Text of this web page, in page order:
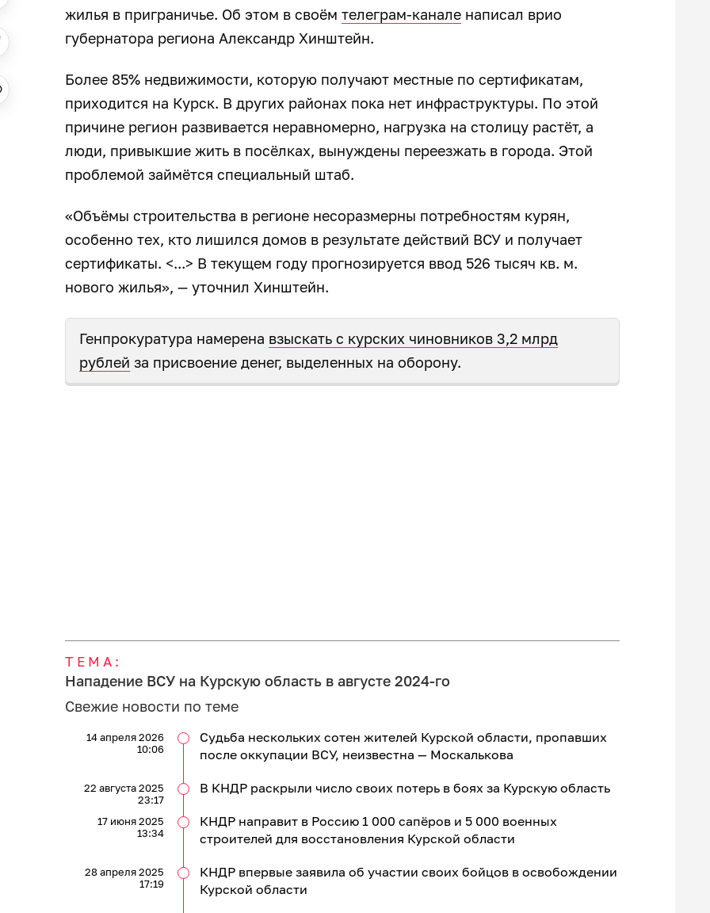
жилья в приграничье. Об этом в своём телеграм-канале написал врио
губернатора региона Александр Хинштейн.
Более 85% недвижимости, которую получают местные по сертификатам,
приходится на Курск. В других районах пока нет инфраструктуры. По этой
причине регион развивается неравномерно, нагрузка на столицу растёт, а
люди, привыкшие жить в посёлках, вынуждены переезжать в города. Этой
проблемой займётся специальный штаб.
«Объёмы строительства в регионе несоразмерны потребностям курян,
особенно тех, кто лишился домов в результате действий ВСУ и получает
сертификаты. <...> В текущем году прогнозируется ввод 526 тысяч кв. м.
нового жилья», — уточнил Хинштейн.
Генпрокуратура намерена взыскать с курских чиновников 3,2 млрд
рублей за присвоение денег, выделенных на оборону.
ТЕМА:
Нападение ВСУ на Курскую область в августе 2024-го
Свежие новости по теме
Судьба нескольких сотен жителей Курской области, пропавших
после оккупации ВСУ, неизвестна — Москалькова
14 апреля 2026
10:06
В КНДР раскрыли число своих потерь в боях за Курскую область
22 августа 2025
23:17
КНДР направит в Россию 1 000 сапёров и 5 000 военных
строителей для восстановления Курской области
17 июня 2025
13:34
КНДР впервые заявила об участии своих бойцов в освобождении
Курской области
28 апреля 2025
17:19